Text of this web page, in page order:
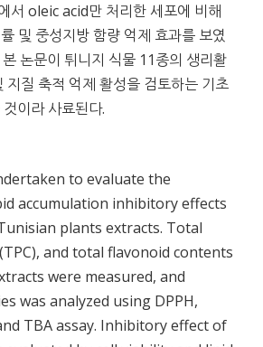
서 oleic acid만 처리한 세포에 비해
및 중성지방 함량 억제 효과를 보였
논문이 튀니지 식물 11종의 생리활
지질 축적 억제 활성을 검토하는 기초
이라 사료된다.
to evaluate the
accumulation inhibitory effects
plants extracts. Total
and total flavonoid contents
were measured, and
was analyzed using DPPH,
TBA assay. Inhibitory effect of